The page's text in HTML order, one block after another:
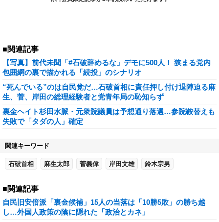
■関連記事
【写真】前代未聞「#石破辞めるな」デモに500人！ 狭まる党内
包囲網の裏で描かれる「続投」のシナリオ
“死んでいる”のは自民党だ…石破首相に責任押し付け退陣迫る麻
生、菅、岸田の総理経験者と党青年局の恥知らず
裏金ヘイト杉田水脈・元衆院議員は予想通り落選…参院鞍替えも
失敗で「タダの人」確定
関連キーワード
石破首相 麻生太郎 菅義偉 岸田文雄 鈴木宗男
■関連記事
自民旧安倍派「裏金候補」15人の当落は「10勝5敗」の勝ち越
し…外国人政策の陰に隠れた「政治とカネ」